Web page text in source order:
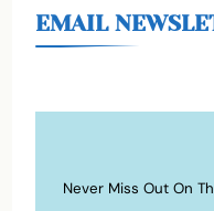
EMAIL
Never Miss Out On